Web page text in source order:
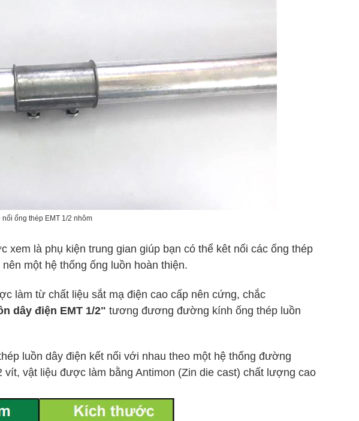
nối ống thép EMT 1/2 nhôm
xem là phụ kiện trung gian giúp bạn có thể kêt nối các ống thép
một hệ thống ống luồn hoàn thiện.
làm từ chất liệu sắt mạ điện cao cấp nên cứng, chắc
dây điện EMT 1/2" tương đương đường kính ống thép luồn
luồn dây điện kết nối với nhau theo một hệ thống đường
vật liệu được làm bằng Antimon (Zin die cast) chất lượng cao